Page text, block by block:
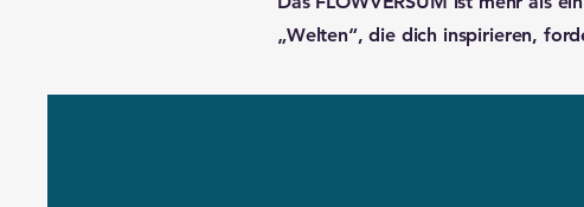
„Welten“, die dich inspirieren,